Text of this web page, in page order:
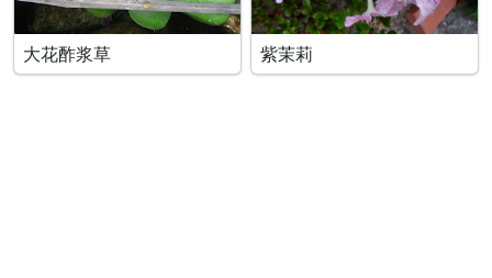
大花酢浆草 紫茉莉